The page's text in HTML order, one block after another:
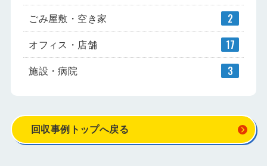
ごみ屋敷・空き家 2
オフィス・店舗 17
施設・病院 3
回収事例トップへ戻る